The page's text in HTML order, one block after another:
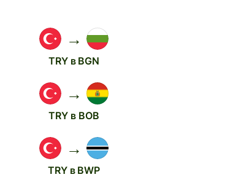
→
TRY в BGN
→
TRY в BOB
→
TRY в BWP